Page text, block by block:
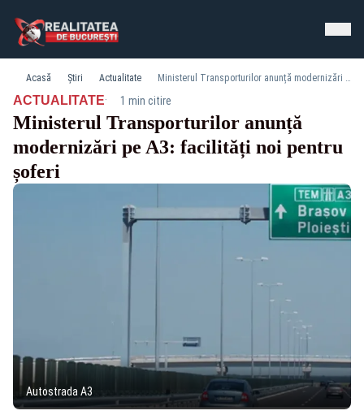
Acasă Știri Actualitate Ministerul Transporturilor anunță modernizări pe A3: facilități noi pentru șoferi
ACTUALITATE· 1 min citire
Ministerul Transporturilor anunță
modernizări pe A3: facilități noi pentru
șoferi
Autostrada A3